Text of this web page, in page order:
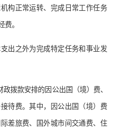
构正常运转、完成日常工作任务
费。
出之外为完成特定任务和事业发
政拨款安排的因公出国（境）费、
待费。其中，因公出国（境）费
差旅费、国外城市间交通费、住